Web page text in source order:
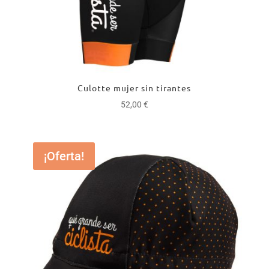
Culotte mujer sin tirantes
52,00 €
¡Oferta!